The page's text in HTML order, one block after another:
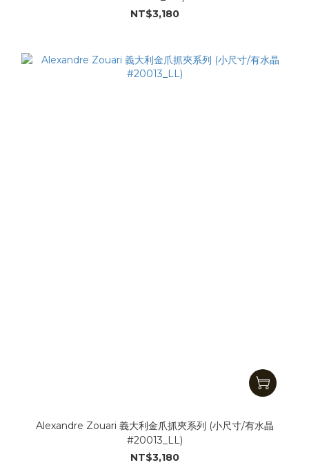
NT$3,180
Alexandre Zouari 義大利金爪抓夾系列 (小尺寸/有水晶
#20013_LL)
NT$3,180